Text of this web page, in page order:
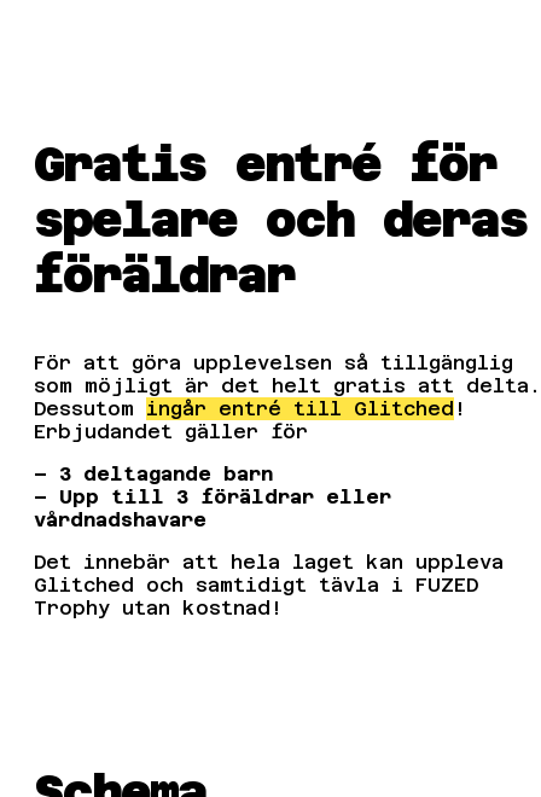
Gratis entré för
spelare och deras
föräldrar
För att göra upplevelsen så tillgänglig
som möjligt är det helt gratis att delta.
Dessutom ingår entré till Glitched !
Erbjudandet gäller för
– 3 deltagande barn
– Upp till 3 föräldrar eller
vårdnadshavare
Det innebär att hela laget kan uppleva
Glitched och samtidigt tävla i FUZED
Trophy utan kostnad!